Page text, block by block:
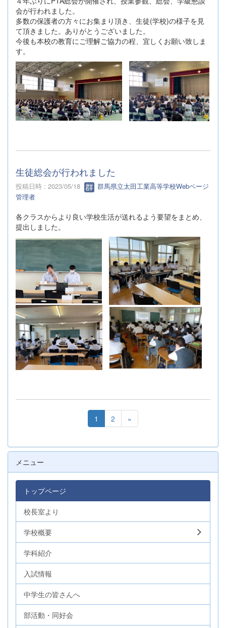
会が行われました。
多数の保護者の方々にお集まり頂き、生徒(学校)の様子を見
て頂きました。ありがとうございました。
今後も本校の教育にご理解ご協力の程、宜しくお願い致しま
す。
生徒総会が行われました
投稿日時 : 2023/05/18
群馬県立太田工業高等学校Webページ
管理者
各クラスからより良い学校生活が送れるよう要望をまとめ、
提出しました。
1 2 »
メニュー
トップページ
校長室より
学校概要
学科紹介
入試情報
中学生の皆さんへ
部活動・同好会